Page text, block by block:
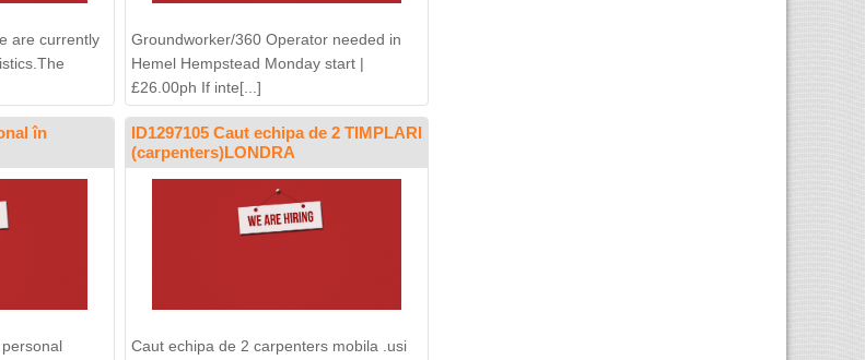
are currently
Groundworker/360 Operator needed in
Hemel Hempstead Monday start |
£26.00ph If inte[...]
în
ID1297105 Caut echipa de 2 TIMPLARI
(carpenters)LONDRA
Caut echipa de 2 carpenters mobila .usi